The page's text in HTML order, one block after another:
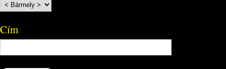
Cím